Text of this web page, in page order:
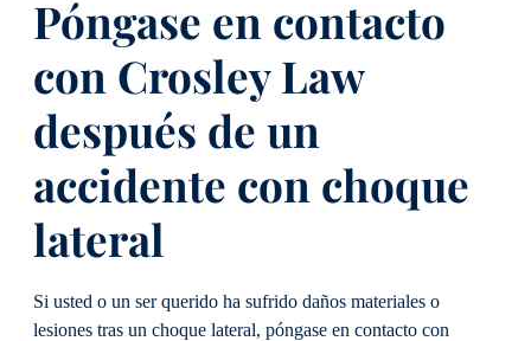
Póngase en contacto
con Crosley Law
después de un
accidente con choque
lateral
Si usted o un ser querido ha sufrido daños materiales o
lesiones tras un choque lateral, póngase en contacto con